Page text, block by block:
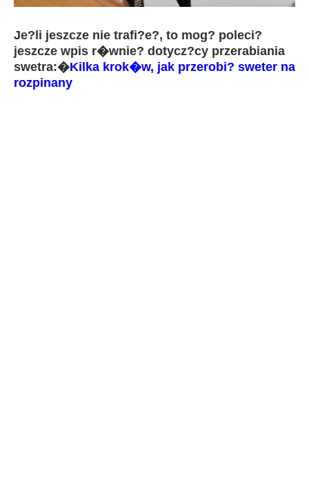
Je?li jeszcze nie trafi?e?, to mog? poleci?
jeszcze wpis r�wnie? dotycz?cy przerabiania
swetra:�Kilka krok�w, jak przerobi? sweter na
rozpinany